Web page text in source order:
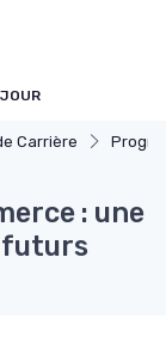
Carrière
: une
futurs